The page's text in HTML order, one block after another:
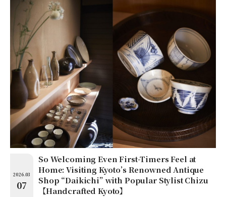
2026.03
07
So Welcoming Even First-Timers Feel at
Home: Visiting Kyoto’s Renowned Antique
Shop “Daikichi” with Popular Stylist Chizu
【Handcrafted Kyoto】